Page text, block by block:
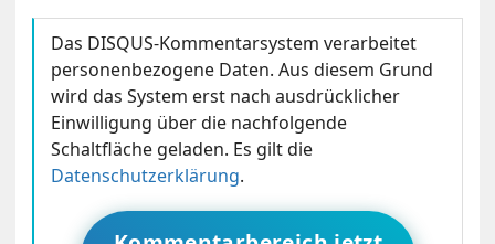
Das DISQUS-Kommentarsystem verarbeitet
personenbezogene Daten. Aus diesem Grund
wird das System erst nach ausdrücklicher
Einwilligung über die nachfolgende
Schaltfläche geladen. Es gilt die
Datenschutzerklärung.